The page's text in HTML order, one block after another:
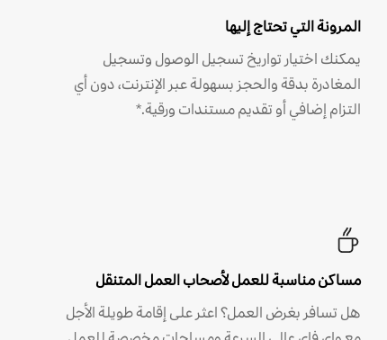
المرونة التي تحتاج إليها
يمكنك اختيار تواريخ تسجيل الوصول وتسجيل
المغادرة بدقة والحجز بسهولة عبر الإنترنت، دون أي
التزام إضافي أو تقديم مستندات ورقية.*
مساكن مناسبة للعمل لأصحاب العمل المتنقل
هل تسافر بغرض العمل؟ اعثر على إقامة طويلة الأجل